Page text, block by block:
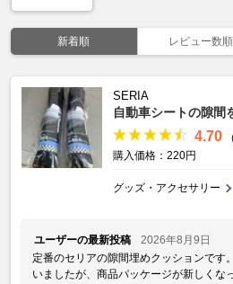
新着順 レビュー数順
SERIA
自動車シートの隙間
4.70
購入価格：220円
グッズ・アクセサリー
ユーザーの最新投稿
2026年8月9日
定番のセリアの隙間埋めクッションです
いましたが、商品パッケージが新しくな